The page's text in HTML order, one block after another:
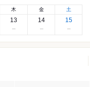
木
13
金
14
土
15